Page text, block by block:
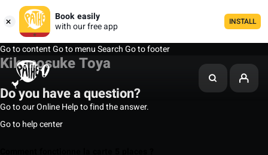
Book easily
with our free app
INSTALL
Go to contentGo to menuSearchGo to footer
Kikunosuke Toya
Do you have a question?
Go to our Online Help to find the answer.
Go to help center